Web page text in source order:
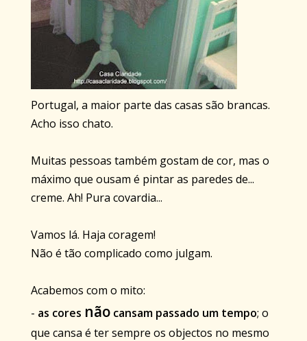
Portugal, a maior parte das casas são brancas.
Acho isso chato.
Muitas pessoas também gostam de cor, mas o
máximo que ousam é pintar as paredes de...
creme. Ah! Pura covardia...
Vamos lá. Haja coragem!
Não é tão complicado como julgam.
Acabemos com o mito:
- as cores não cansam passado um tempo; o
que cansa é ter sempre os objectos no mesmo